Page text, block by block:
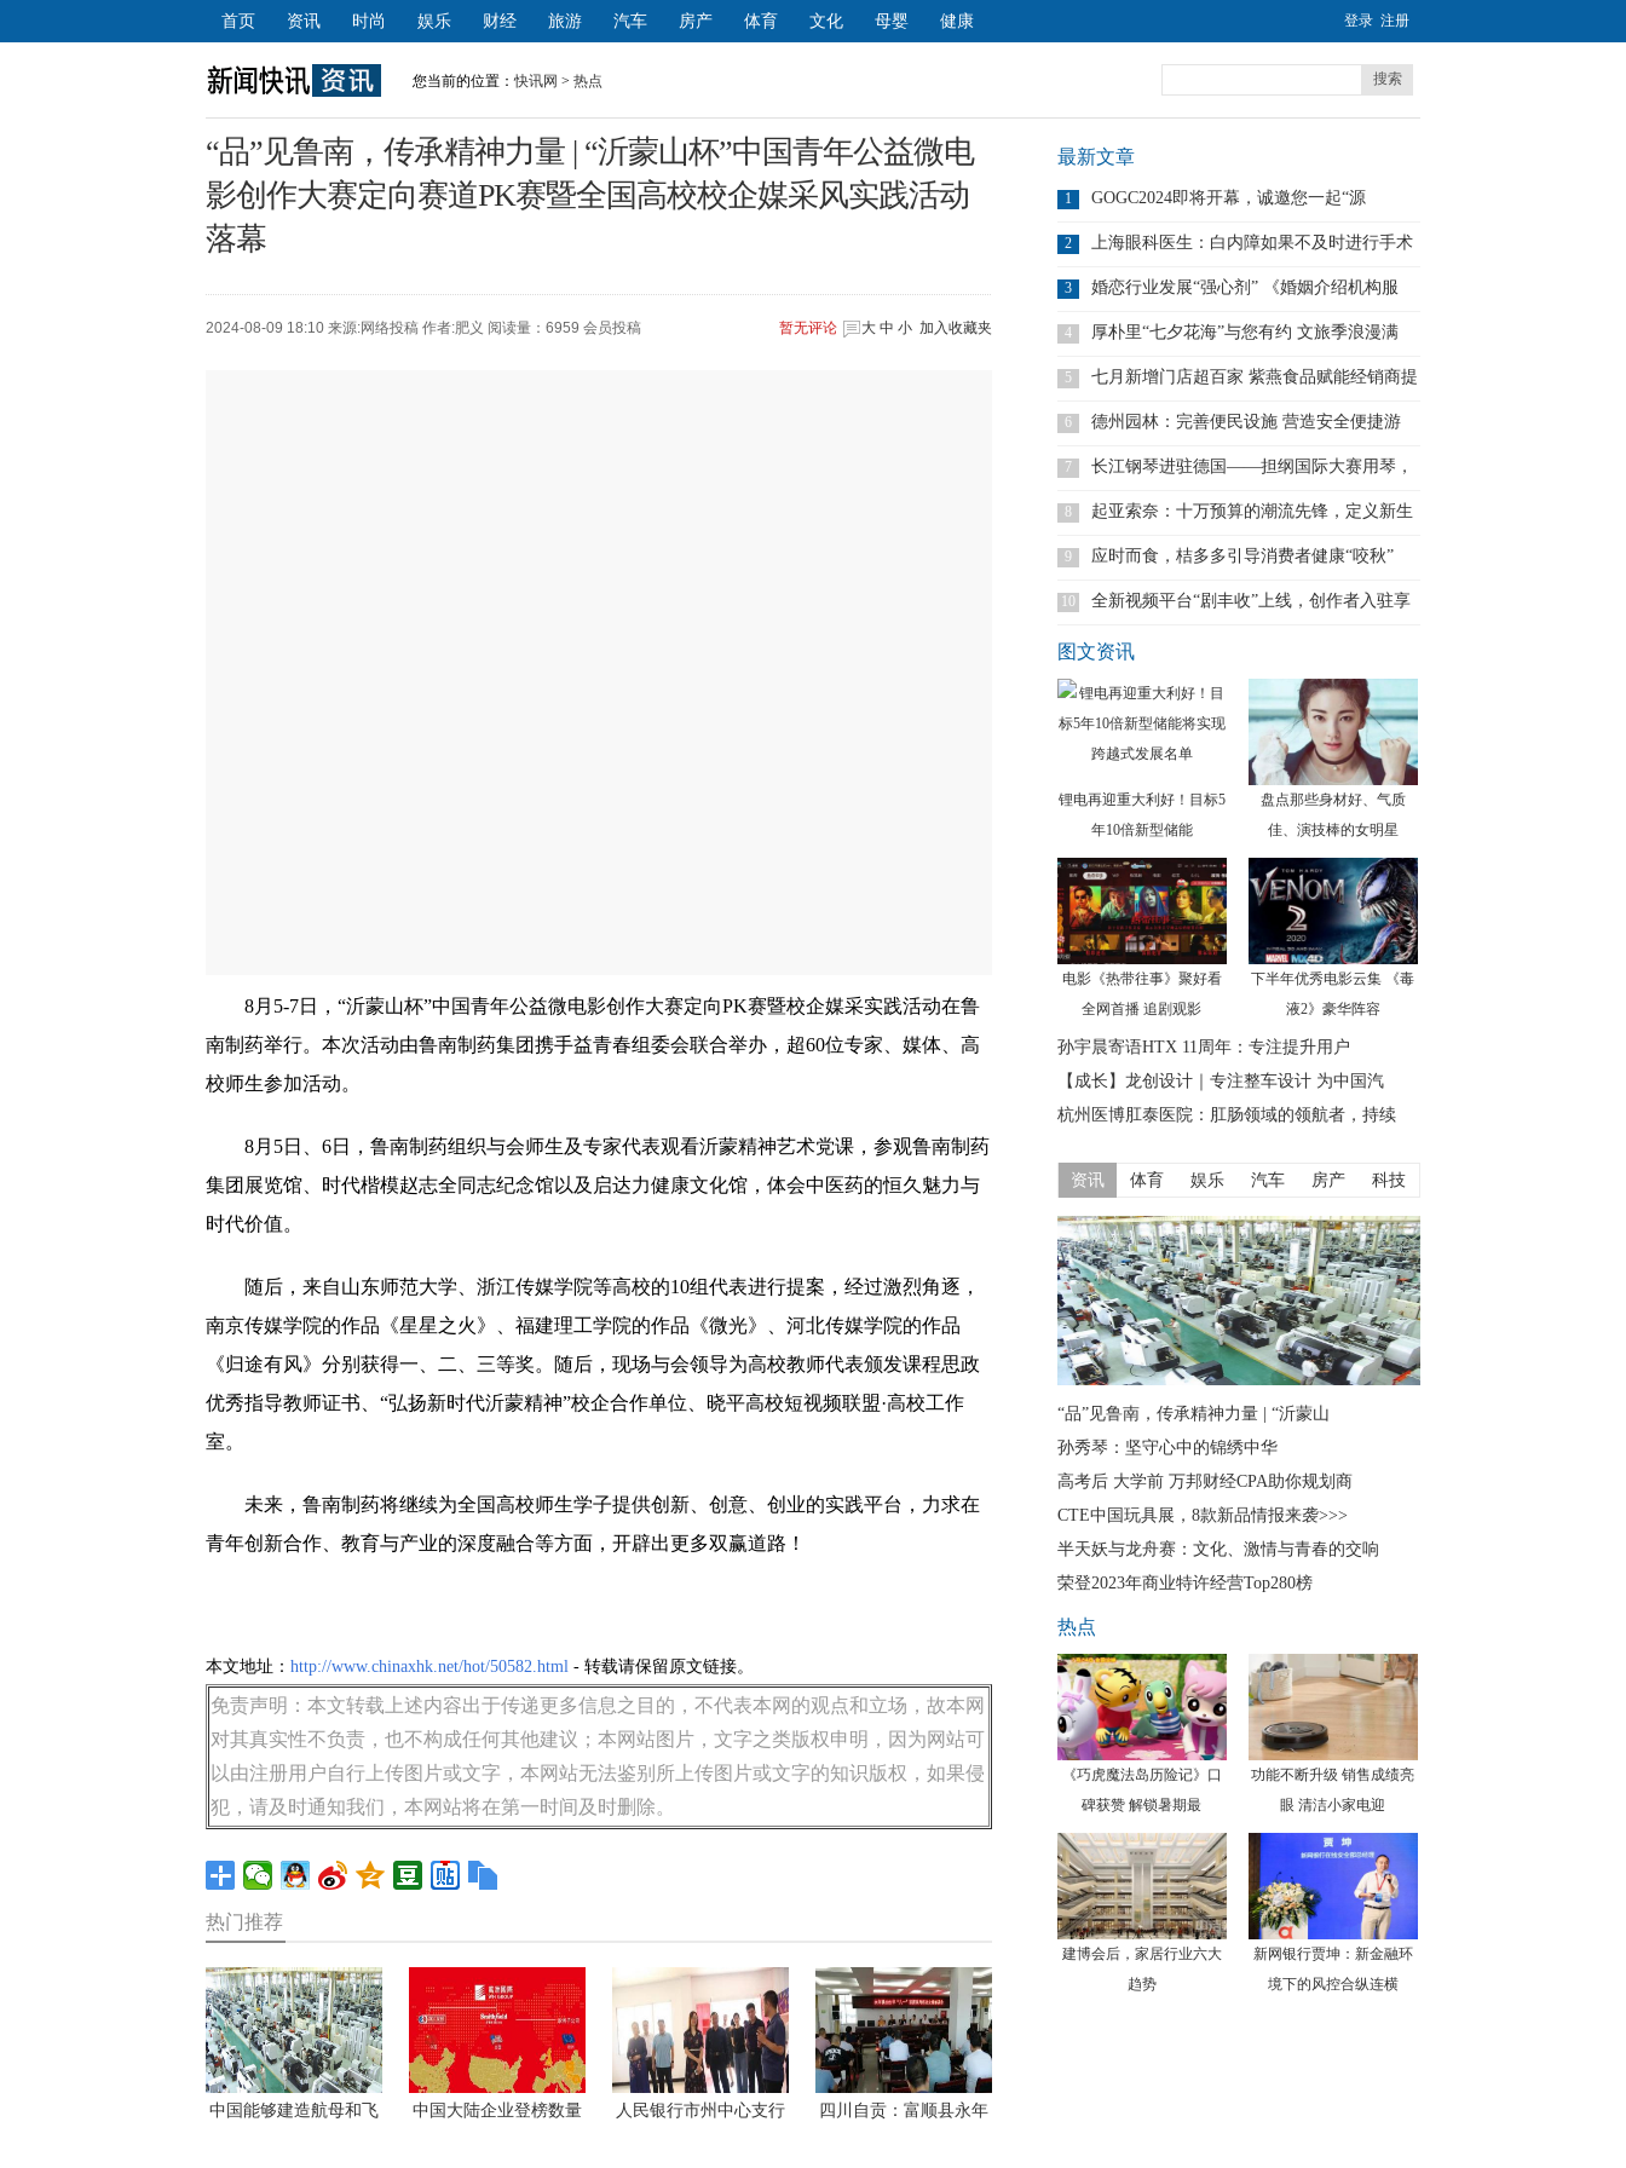
首页 资讯 时尚 娱乐 财经 旅游 汽车 房产 体育 文化 母婴 健康 登录 注册
您当前的位置：快讯网 > 热点 搜索
“品”见鲁南，传承精神力量 | “沂蒙山杯”中国青年公益微电
影创作大赛定向赛道PK赛暨全国高校校企媒采风实践活动
落幕
2024-08-09 18:10 来源:网络投稿 作者:肥义 阅读量：6959 会员投稿 大 中 小 加入收藏夹
暂无评论
8月5-7日，“沂蒙山杯”中国青年公益微电影创作大赛定向PK赛暨校企媒采实践活动在鲁
南制药举行。本次活动由鲁南制药集团携手益青春组委会联合举办，超60位专家、媒体、高
校师生参加活动。
8月5日、6日，鲁南制药组织与会师生及专家代表观看沂蒙精神艺术党课，参观鲁南制药
集团展览馆、时代楷模赵志全同志纪念馆以及启达力健康文化馆，体会中医药的恒久魅力与
时代价值。
随后，来自山东师范大学、浙江传媒学院等高校的10组代表进行提案，经过激烈角逐，
南京传媒学院的作品《星星之火》、福建理工学院的作品《微光》、河北传媒学院的作品
《归途有风》分别获得一、二、三等奖。随后，现场与会领导为高校教师代表颁发课程思政
优秀指导教师证书、“弘扬新时代沂蒙精神”校企合作单位、晓平高校短视频联盟·高校工作
室。
未来，鲁南制药将继续为全国高校师生学子提供创新、创意、创业的实践平台，力求在
青年创新合作、教育与产业的深度融合等方面，开辟出更多双赢道路！
本文地址： http://www.chinaxhk.net/hot/50582.html- 转载请保留原文链接。
免责声明：本文转载上述内容出于传递更多信息之目的，不代表本网的观点和立场，故本网
对其真实性不负责，也不构成任何其他建议；本网站图片，文字之类版权申明，因为网站可
以由注册用户自行上传图片或文字，本网站无法鉴别所上传图片或文字的知识版权，如果侵
犯，请及时通知我们，本网站将在第一时间及时删除。
热门推荐
中国能够建造航母和飞
中国大陆企业登榜数量
人民银行市州中心支行
四川自贡：富顺县永年
最新文章
1 GOGC2024即将开幕，诚邀您一起“源
2
上海眼科医生：白内障如果不及时进行手术
3 婚恋行业发展“强心剂” 《婚姻介绍机构服
4 厚朴里“七夕花海”与您有约 文旅季浪漫满
5 七月新增门店超百家 紫燕食品赋能经销商提
6 德州园林：完善便民设施 营造安全便捷游
7
长江钢琴进驻德国——担纲国际大赛用琴，
助
8
起亚索奈：十万预算的潮流先锋，定义新生
代
9 应时而食，桔多多引导消费者健康“咬秋”
10 全新视频平台“剧丰收”上线，创作者入驻享
图文资讯
锂电再迎重大利好！目标5
年10倍新型储能
盘点那些身材好、气质
佳、演技棒的女明星
电影《热带往事》聚好看
全网首播 追剧观影
下半年优秀电影云集 《毒
液2》豪华阵容
孙宇晨寄语HTX 11周年：专注提升用户
【成长】龙创设计｜专注整车设计 为中国汽
杭州医博肛泰医院：肛肠领域的领航者，持续
资讯 体育 娱乐 汽车 房产 科技
“品”见鲁南，传承精神力量 | “沂蒙山
孙秀琴：坚守心中的锦绣中华
高考后 大学前 万邦财经CPA助你规划商
CTE中国玩具展，8款新品情报来袭>>>
半天妖与龙舟赛：文化、激情与青春的交响
荣登2023年商业特许经营Top280榜
热点
《巧虎魔法岛历险记》口
碑获赞 解锁暑期最
功能不断升级 销售成绩亮
眼 清洁小家电迎
建博会后，家居行业六大
趋势
新网银行贾坤：新金融环
境下的风控合纵连横